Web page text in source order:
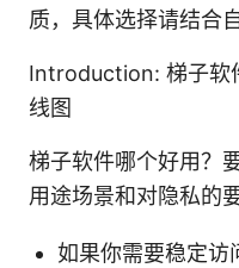
质，具体选择请结合
Introduction: 梯子软
线图
梯子软件哪个好用？
用途场景和对隐私的
如果你需要稳定访